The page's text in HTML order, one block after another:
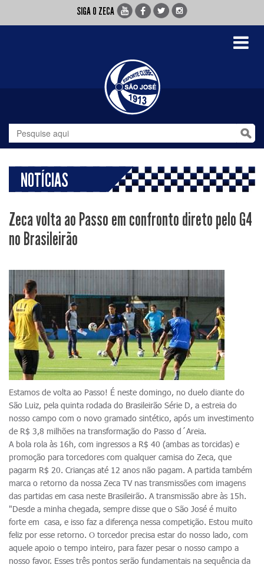
SIGA O ZECA
Toggle
NOTÍCIAS
Zeca volta ao Passo em confronto direto pelo G4
no Brasileirão
Estamos de volta ao Passo! É neste domingo, no duelo diante do
São Luiz, pela quinta rodada do Brasileirão Série D, a estreia do
nosso campo com o novo gramado sintético, após um investimento
de R$ 3,8 milhões na transformação do Passo d´Areia.
A bola rola às 16h, com ingressos a R$ 40 (ambas as torcidas) e
promoção para torcedores com qualquer camisa do Zeca, que
pagarm R$ 20. Crianças até 12 anos não pagam. A partida também
marca o retorno da nossa Zeca TV nas transmissões com imagens
das partidas em casa neste Brasileirão. A transmissão abre às 15h.
"Desde a minha chegada, sempre disse que o São José é muito
forte em casa, e isso faz a diferença nessa competição. Estou muito
feliz por esse retorno. O torcedor precisa estar do nosso lado, com
aquele apoio o tempo inteiro, para fazer pesar o nosso campo a
nosso favor. Esses três pontos serão fundamentais na sequência da